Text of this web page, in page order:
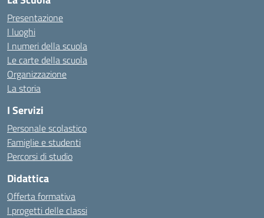
Presentazione
I luoghi
I numeri della scuola
Le carte della scuola
Organizzazione
La storia
I Servizi
Personale scolastico
Famiglie e studenti
Percorsi di studio
Didattica
Offerta formativa
I progetti delle classi